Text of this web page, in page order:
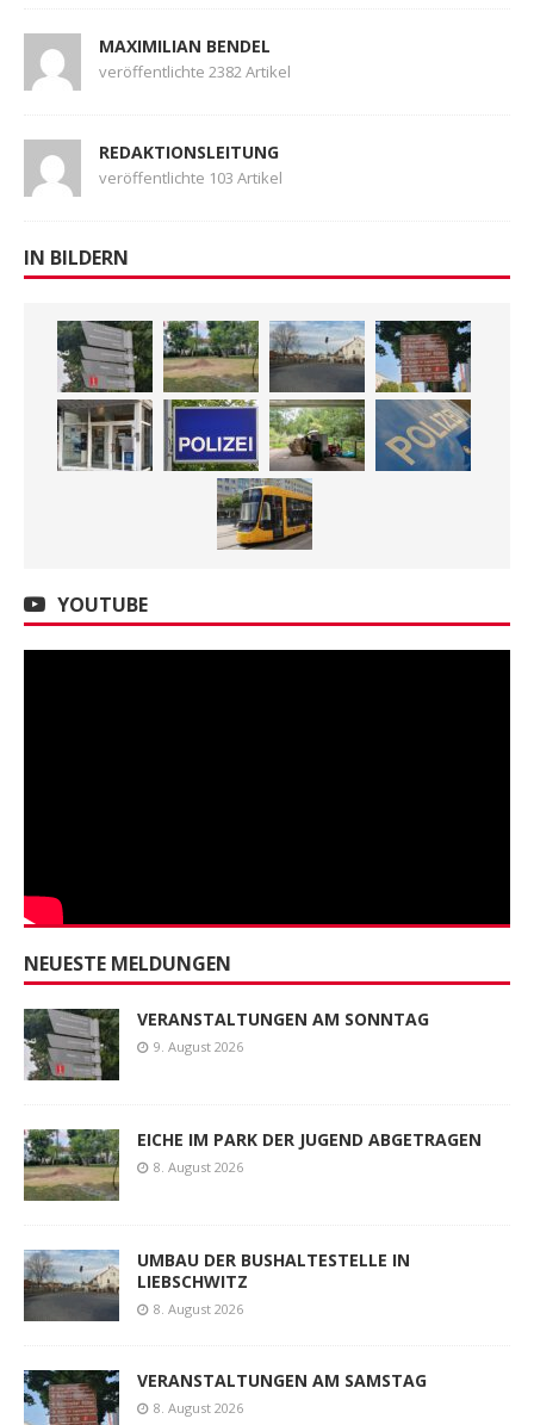
MAXIMILIAN BENDEL
veröffentlichte 2382 Artikel
REDAKTIONSLEITUNG
veröffentlichte 103 Artikel
IN BILDERN
YOUTUBE
NEUESTE MELDUNGEN
VERANSTALTUNGEN AM SONNTAG
9. August 2026
EICHE IM PARK DER JUGEND ABGETRAGEN
8. August 2026
UMBAU DER BUSHALTESTELLE IN
LIEBSCHWITZ
8. August 2026
VERANSTALTUNGEN AM SAMSTAG
8. August 2026